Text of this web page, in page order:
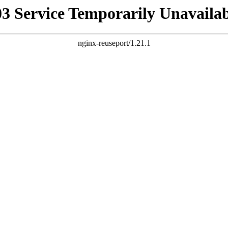
Service Temporarily
nginx-reuseport/1.21.1